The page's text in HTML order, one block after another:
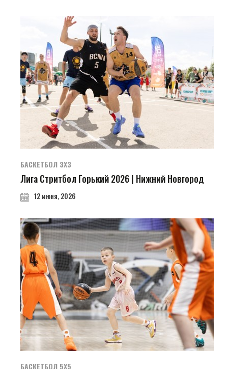
БАСКЕТБОЛ 3Х3
Лига Стритбол Горький 2026 | Нижний Новгород
12 июня, 2026
БАСКЕТБОЛ 5Х5